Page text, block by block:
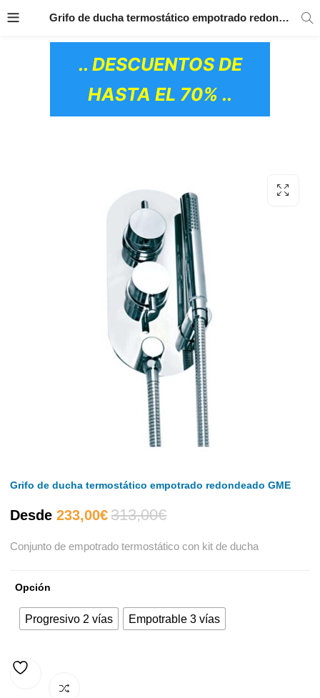
PRODUCTOS
.. DESCUENTOS DE
HASTA EL 70% ..
Grifo de ducha termostático empotrado redondeado GME
Grifo de ducha termostático empotrado redondeado GME
Desde 233,00€El
precio
es:
313,00€El
precio
era:
Conjunto de empotrado termostático con kit de ducha
Opción
Progresivo 2 vías Empotrable 3 vías